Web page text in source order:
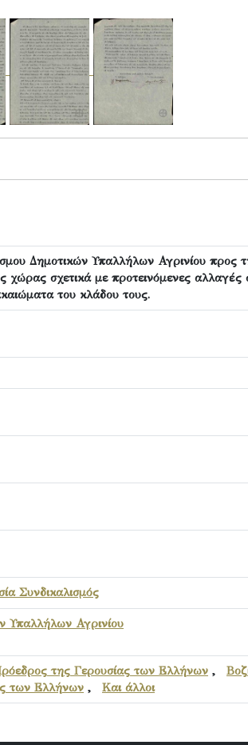
Δημοτικών Υπαλλήλων Αγρινίου προς
χώρας σχετικά με προτεινόμενες αλλαγές
του κλάδου τους.
Συνδικαλισμός
Υπαλλήλων Αγρινίου
της Γερουσίας των Ελλήνων ,
των Ελλήνων , Και άλλοι